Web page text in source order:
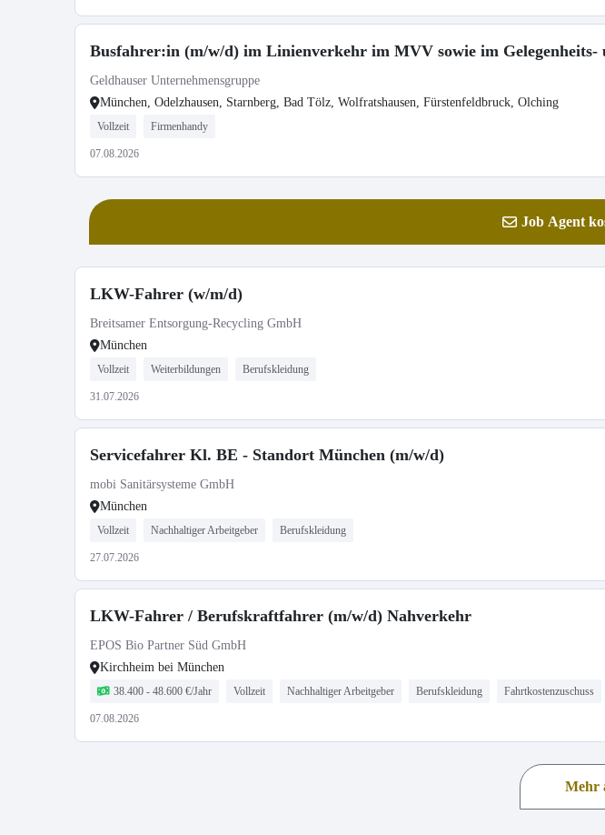
Busfahrer:in (m/w/d) im Linienverkehr im MVV sowie im Gelegenheits-
Geldhauser Unternehmensgruppe
München, Odelzhausen, Starnberg, Bad Tölz, Wolfratshausen, Fürstenfeldbruck, Olching
Vollzeit Firmenhandy
07.08.2026
Job Agent
LKW-Fahrer (w/m/d)
Breitsamer Entsorgung-Recycling GmbH
München
Vollzeit Weiterbildungen Berufskleidung
31.07.2026
Servicefahrer Kl. BE - Standort München (m/w/d)
mobi Sanitärsysteme GmbH
München
Vollzeit Nachhaltiger Arbeitgeber Berufskleidung
27.07.2026
LKW-Fahrer / Berufskraftfahrer (m/w/d) Nahverkehr
EPOS Bio Partner Süd GmbH
Kirchheim bei München
38.400 - 48.600 €/Jahr Vollzeit Nachhaltiger Arbeitgeber Berufskleidung Fahrtkostenzuschuss
07.08.2026
Mehr